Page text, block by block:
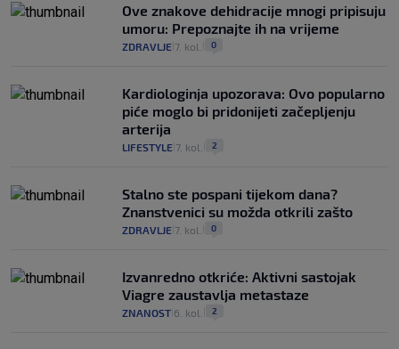
Ove znakove dehidracije mnogi pripisuju
umoru: Prepoznajte ih na vrijeme
ZDRAVLJE 7. kol. 0
Kardiologinja upozorava: Ovo popularno
piće moglo bi pridonijeti začepljenju
arterija
LIFESTYLE 7. kol. 2
Stalno ste pospani tijekom dana?
Znanstvenici su možda otkrili zašto
ZDRAVLJE 7. kol. 0
Izvanredno otkriće: Aktivni sastojak
Viagre zaustavlja metastaze
ZNANOST 6. kol. 2